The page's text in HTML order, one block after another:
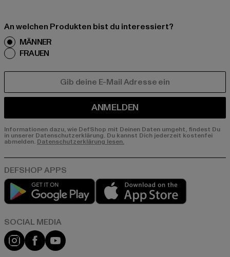
An welchen Produkten bist du interessiert?
MÄNNER
FRAUEN
ANMELDEN
Informationen dazu, wie DefShop mit Deinen Daten umgeht, findest Du
in unserer Datenschutzerklärung. Du kannst Dich jederzeit kostenfei
abmelden. Datenschutzerklärung lesen.
Play market
Instagram
FacebookYouTube